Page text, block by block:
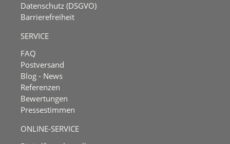
Datenschutz (DSGVO)
Barrierefreiheit
SERVICE
FAQ
Postversand
Blog - News
Referenzen
Bewertungen
Pressestimmen
ONLINE-SERVICE